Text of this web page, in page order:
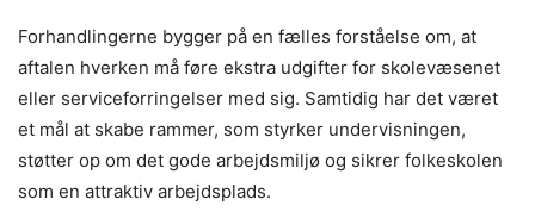
Forhandlingerne bygger på en fælles forståelse om, at
aftalen hverken må føre ekstra udgifter for skolevæsenet
eller serviceforringelser med sig. Samtidig har det været
et mål at skabe rammer, som styrker undervisningen,
støtter op om det gode arbejdsmiljø og sikrer folkeskolen
som en attraktiv arbejdsplads.